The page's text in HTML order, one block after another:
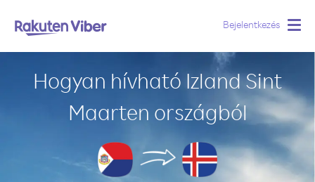
Bejelentkezés
Hogyan hívható Izland Sint
Maarten országból